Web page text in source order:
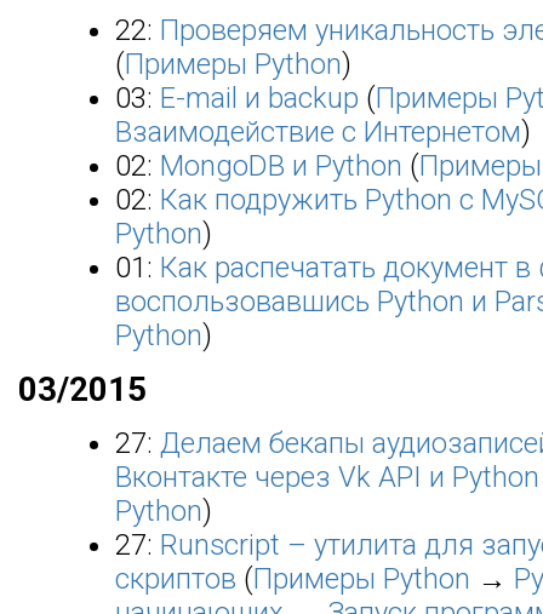
22: Проверяем уникальность
(Примеры Python)
03: E-mail и backup (Примеры
Взаимодействие с Интернетом)
02: MongoDB и Python (
02: Как подружить Python с
Python)
01: Как распечатать документ
воспользовавшись Python и
Python)
03/2015
27: Делаем бекапы
Вконтакте через Vk API и Python
Python)
27: Runscript – утилита для
скриптов (Примеры Python →